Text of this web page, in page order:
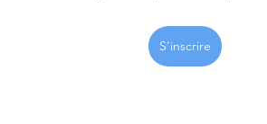
S'inscrire